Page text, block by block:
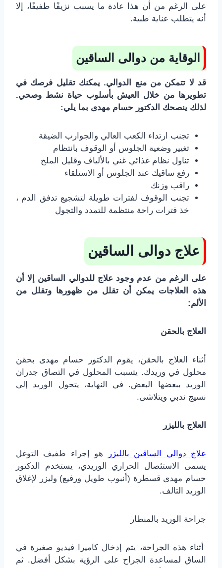
على الرغم من أن هذا عادة ما يسبب نزيفًا طفيفًا، إلا
أنه يتطلب عناية طبية.
الوقاية من دوالى الساقين
قد لا تتمكن من منع الدوالي. يمكنك تقليل فرصك في
تطويرها من خلال العيش بأسلوب حياة نشط وصحي.
لذلك ينصحك الدكتور حسام مهدى بما يلي:
تجنب ارتداء الكعب العالي والجوارب الضيقة
تغيير وضعية الجلوس أو الوقوف بانتظام
تناول نظام غذائي غني بالألياف وقليل الملح
رفع ساقيك عند الجلوس أو الاستلقاء
راقب وزنك
تجنب الوقوف لفترات طويلة لتشجيع تدفق الدم ،
خذ فترات راحة منتظمة للتمدد والتجول
علاج دوالى الساقين
على الرغم من عدم وجود علاج للدوالي الساقين إلا أن
هذه العلاجات يمكن أن تقلل من ظهورها وتقلل من
الألم:
العلاج بالحقن
أثناء العلاج بالحقن، يقوم الدكتور حسام مهدى بحقن
محلول في وريدك. يتسبب المحلول في التصاق جدران
الوريد ببعضها البعض. في النهاية، يتحول الوريد إلى
نسيج ندبي ويتلاشى.
العلاج بالليزر
علاج دوالي الساقين بالليزر
هو إجراء طفيف التوغل
يسمى الاستئصال الحراري الوريدي، يستخدم الدكتور
حسام مهدى قسطرة (أنبوب طويل ورفيع) وليزر لإغلاق
الوريد التالف.
جراحة الوريد بالمنظار
أثناء هذه الجراحة، يتم إدخال كاميرا فيديو صغيرة في
الساق لمساعدة الجراح على الرؤية بشكل أفضل. ثم